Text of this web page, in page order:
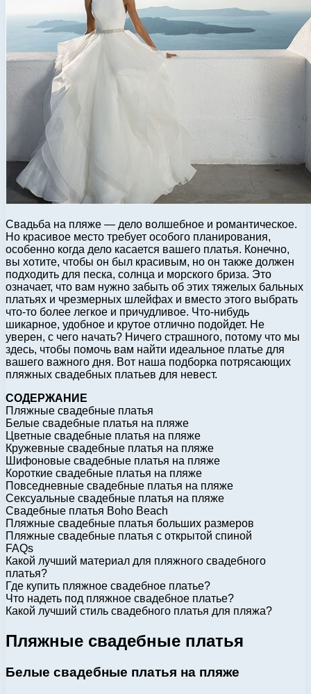
Свадьба на пляже — дело волшебное и романтическое.
Но красивое место требует особого планирования,
особенно когда дело касается вашего платья. Конечно,
вы хотите, чтобы он был красивым, но он также должен
подходить для песка, солнца и морского бриза. Это
означает, что вам нужно забыть об этих тяжелых бальных
платьях и чрезмерных шлейфах и вместо этого выбрать
что-то более легкое и причудливое. Что-нибудь
шикарное, удобное и крутое отлично подойдет. Не
уверен, с чего начать? Ничего страшного, потому что мы
здесь, чтобы помочь вам найти идеальное платье для
вашего важного дня. Вот наша подборка потрясающих
пляжных свадебных платьев для невест.
СОДЕРЖАНИЕ
Пляжные свадебные платья
Белые свадебные платья на пляже
Цветные свадебные платья на пляже
Кружевные свадебные платья на пляже
Шифоновые свадебные платья на пляже
Короткие свадебные платья на пляже
Повседневные свадебные платья на пляже
Сексуальные свадебные платья на пляже
Свадебные платья Boho Beach
Пляжные свадебные платья больших размеров
Пляжные свадебные платья с открытой спиной
FAQs
Какой лучший материал для пляжного свадебного
платья?
Где купить пляжное свадебное платье?
Что надеть под пляжное свадебное платье?
Какой лучший стиль свадебного платья для пляжа?
Пляжные свадебные платья
Белые свадебные платья на пляже